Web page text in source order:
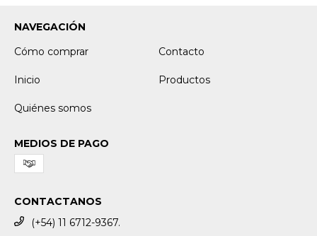
NAVEGACIÓN
Cómo comprar
Contacto
Inicio Productos
Quiénes somos
MEDIOS DE PAGO
CONTACTANOS
(+54) 11 6712-9367.